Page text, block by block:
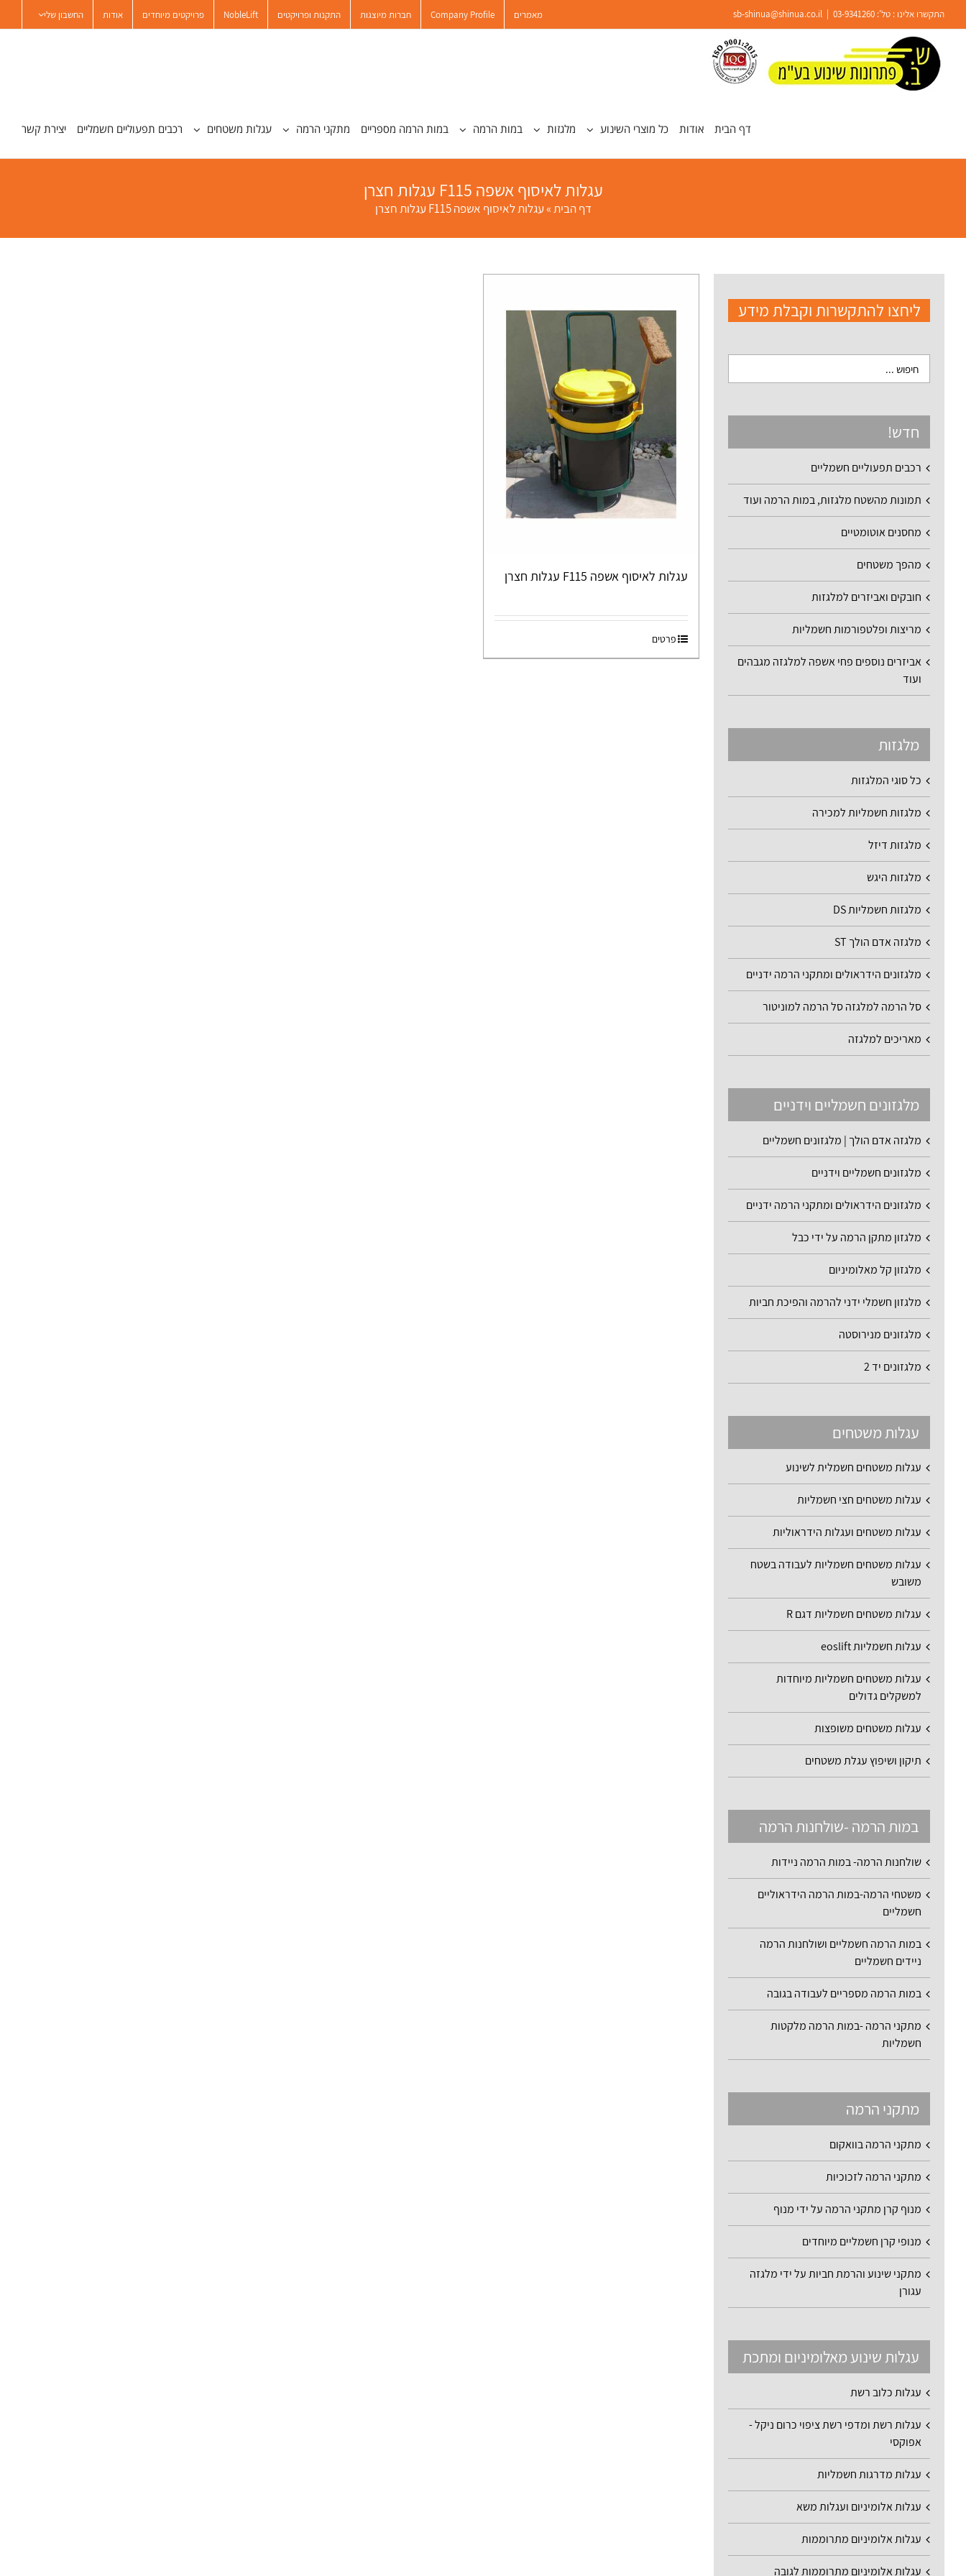
פתח סרגל נגישות
content
התקשרו אלינו : טל': 03-9341260
sb-shinua@shinua.co.il מאמרים Company Profile חברות מיוצגות התקנות ופרויקטים NobleLift פרויקטים מיוחדים אודות החשבון שלי
דף הבית אודות כל מוצרי השינוע מלגזות במות הרמה במות הרמה מספריים מתקני הרמה עגלות משטחים רכבים תפעוליים חשמליים יצירת קשר
עגלות לאיסוף אשפה F115 עגלות חצרן
דף הבית»עגלות לאיסוף אשפה F115 עגלות חצרן
עגלות לאיסוף אשפה F115 עגלות חצרן
פרטים
ליחצו להתקשרות וקבלת מידע
חדש!
רכבים תפעוליים חשמליים
תמונות מהשטח מלגזות, במות הרמה ועוד
מחסנים אוטומטיים
מהפך משטחים
חובקים ואביזרים למלגזות
מריצות ופלטפורמות חשמליות
אביזרים נוספים פחי אשפה למלגזה מגבהים
ועוד
מלגזות
כל סוגי המלגזות
מלגזות חשמליות למכירה
מלגזות דיזל
מלגזות היגש
מלגזות חשמליות DS
מלגזה אדם הולך ST
מלגזונים הידראולים ומתקני הרמה ידניים
סל הרמה למלגזה סל הרמה למוניטור
מאריכים למלגזה
מלגזונים חשמליים וידניים
מלגזה אדם הולך | מלגזונים חשמליים
מלגזונים חשמליים וידניים
מלגזונים הידראולים ומתקני הרמה ידניים
מלגזון מתקן הרמה על ידי כבל
מלגזון קל מאלומיניום
מלגזון חשמלי ידני להרמה והפיכת חביות
מלגזונים מנירוסטה
מלגזונים יד 2
עגלות משטחים
עגלות משטחים חשמלית לשינוע
עגלות משטחים חצי חשמליות
עגלות משטחים ועגלות הידראוליות
עגלות משטחים חשמליות לעבודה בשטח
משובש
עגלות משטחים חשמליות דגם R
עגלות חשמליות eoslift
עגלות משטחים חשמליות מיוחדות
למשקלים גדולים
עגלות משטחים משופצות
תיקון ושיפוץ עגלת משטחים
במות הרמה -שולחנות הרמה
שולחנות הרמה- במות הרמה ניידות
משטחי הרמה-במות הרמה הידראוליים
חשמליים
במות הרמה חשמליים ושולחנות הרמה
ניידים חשמליים
במות הרמה מספריים לעבודה בגובה
מתקני הרמה -במות הרמה מלקטות
חשמליות
מתקני הרמה
מתקני הרמה בוואקום
מתקני הרמה לזכוכיות
מנוף קרן מתקני הרמה על ידי מנוף
מנופי קרן חשמליים מיוחדים
מתקני שינוע והרמת חביות על ידי מלגזה
עגורן
עגלות שינוע מאלומיניום ומתכת
עגלות כלוב רשת
עגלות רשת ומדפי רשת ציפוי כרום ניקל -
אפוקסי
עגלות מדרגות חשמליות
עגלות אלומיניום ועגלות משא
עגלות אלומיניום מתרוממות
עגלות אלומיניום מתרוממות לגובה